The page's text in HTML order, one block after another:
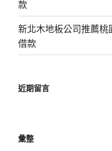
款
新北木地板公司推薦
借款
近期留言
彙整